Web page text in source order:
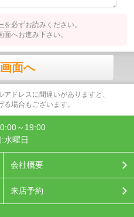
を必ずお読みください。
へお進み下さい。
面へ
ドレスに間違いがありますと、
場合もございます。
～19:00
水曜日
会社概要
来店予約